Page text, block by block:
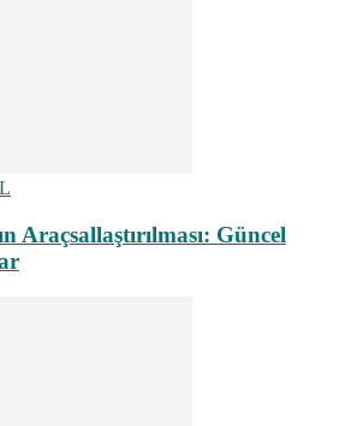
Araçsallaştırılması: Güncel